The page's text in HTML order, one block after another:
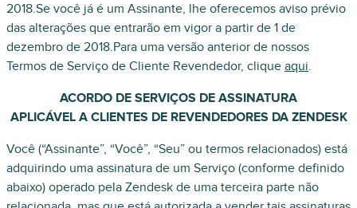
2018.Se você já é um Assinante, lhe oferecemos aviso prévio
das alterações que entrarão em vigor a partir de 1 de
dezembro de 2018.Para uma versão anterior de nossos
Termos de Serviço de Cliente Revendedor, clique aqui.
ACORDO DE SERVIÇOS DE ASSINATURA
APLICÁVEL A CLIENTES DE REVENDEDORES DA ZENDESK
Você (“Assinante”, “Você”, “Seu” ou termos relacionados) está
adquirindo uma assinatura de um Serviço (conforme definido
abaixo) operado pela Zendesk de uma terceira parte não